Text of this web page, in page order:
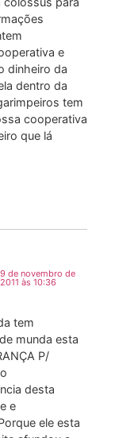
e
dinheiro da
dentro da
tem
cooperativa
que lá
9 de novembro de
2011 às 10:36
tem
munda esta
P/
desta
e
ele esta